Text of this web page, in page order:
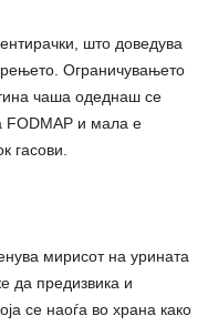
што доведува
Ограничувањето
чаша одеднаш се
FODMAP и мала е
гасови.
мирисот на урината
да предизвика и
се наоѓа во храна како